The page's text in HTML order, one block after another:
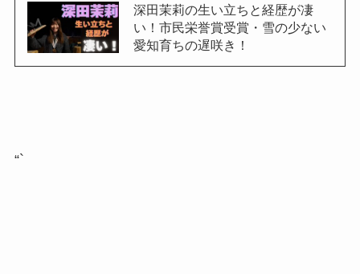
深田茉莉の生い立ちと経歴が凄
い！市民栄誉賞受賞・雪の少ない
愛知育ちの遅咲き！
“`